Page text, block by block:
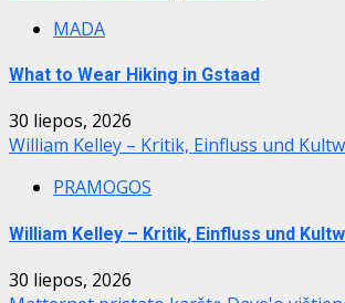
MADA
What to Wear Hiking in Gstaad
30 liepos, 2026
William Kelley – Kritik, Einfluss und
PRAMOGOS
William Kelley – Kritik, Einfluss und
30 liepos, 2026